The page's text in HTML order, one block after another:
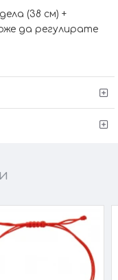
(38 см) +
да регулирате
и по-ваш
към поръчката)
варират тъй като
вас, за да уточним
за изработката.